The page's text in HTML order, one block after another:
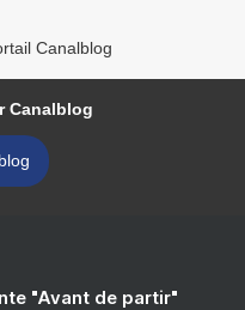
Canalblog
Canalblog
"Avant de partir"